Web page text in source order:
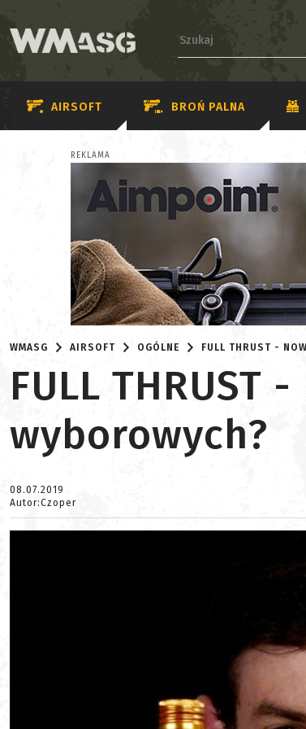
AIRSOFT BROŃ PALNA
REKLAMA
WMASG AIRSOFT OGÓLNE FULL THRUST -
FULL
wyborowych?
08.07.2019
Autor:Czoper